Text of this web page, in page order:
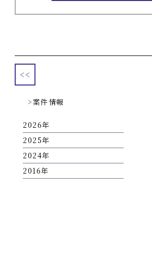
案件情報
2026
2025
2024
2016
<<